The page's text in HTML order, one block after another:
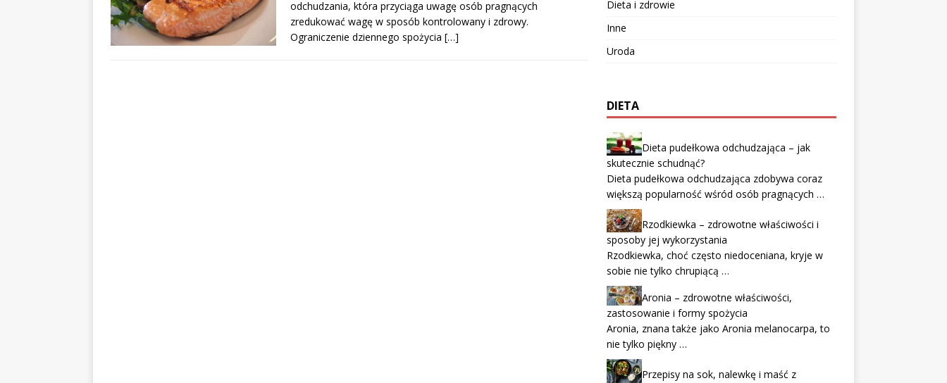
odchudzania, która przyciąga uwagę osób pragnących
zredukować wagę w sposób kontrolowany i zdrowy.
Ograniczenie dziennego spożycia […]
Dieta i zdrowie
Inne
Uroda
DIETA
Dieta pudełkowa odchudzająca – jak
skutecznie schudnąć?
Dieta pudełkowa odchudzająca zdobywa coraz
większą popularność wśród osób pragnących …
Rzodkiewka – zdrowotne właściwości i
sposoby jej wykorzystania
Rzodkiewka, choć często niedoceniana, kryje w
sobie nie tylko chrupiącą …
Aronia – zdrowotne właściwości,
zastosowanie i formy spożycia
Aronia, znana także jako Aronia melanocarpa, to
nie tylko piękny …
Przepisy na sok, nalewkę i maść z